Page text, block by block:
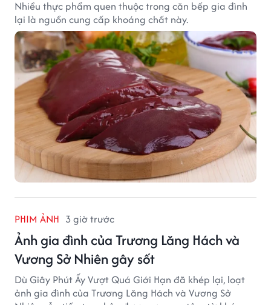
Nhiều thực phẩm quen thuộc trong căn bếp gia đình
lại là nguồn cung cấp khoáng chất này.
PHIM ẢNH 3 giờ trước
Ảnh gia đình của Trương Lăng Hách và
Vương Sở Nhiên gây sốt
Dù Giây Phút Ấy Vượt Quá Giới Hạn đã khép lại, loạt
ảnh gia đình của Trương Lăng Hách và Vương Sở